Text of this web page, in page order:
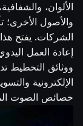
الألوان،
والأصول
الشركات. يفتح
إعادة العمل
ووثائق التخطيط
الإلكترونية
خصائص الصوت